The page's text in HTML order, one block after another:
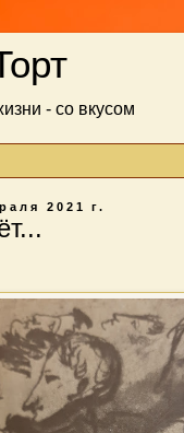
- со вкусом
2021 г.